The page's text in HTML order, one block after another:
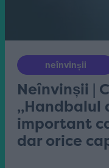
neînvinșii
Neînvinșii |
„Handbalul
important
dar orice